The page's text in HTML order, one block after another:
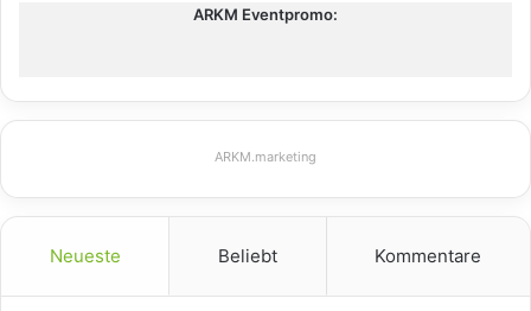
ARKM Eventpromo:
ARKM.marketing
Neueste Beliebt Kommentare